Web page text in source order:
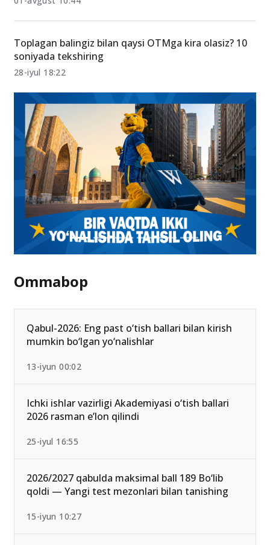
Toplagan balingiz bilan qaysi OTMga kira olasiz? 10
soniyada tekshiring
28-iyul 18:22
Ommabop
Qabul-2026: Eng past o‘tish ballari bilan kirish
mumkin bo‘lgan yo‘nalishlar
13-iyun 00:02
Ichki ishlar vazirligi Akademiyasi o‘tish ballari
2026 rasman e’lon qilindi
25-iyul 16:55
2026/2027 qabulda maksimal ball 189 Bo‘lib
qoldi — Yangi test mezonlari bilan tanishing
15-iyun 10:27